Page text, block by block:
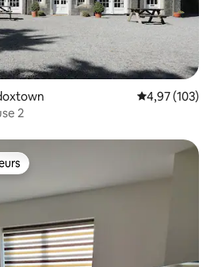
Évaluation
4,97 (103)
2